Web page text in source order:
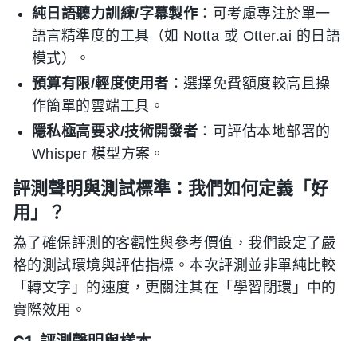
純日語聽力訓練/字幕製作 ：可考慮專注於單一
語言精準度的工具（如 Notta 或 Otter.ai 的日語
模式）。
預算有限/輕度使用者 ：選擇免費額度較高且操
作簡單的雲端工具。
隱私極高要求/技術開發者 ：可評估本地部署的
Whisper 模型方案。
評測聲明與測試標準：我們如何定義「好
用」？
為了確保評測的客觀性與參考價值，我們設定了嚴
格的測試環境與評估指標。本次評測並非單純比較
「轉文字」的速度，更關注其在「學習閉環」中的
實際效用。